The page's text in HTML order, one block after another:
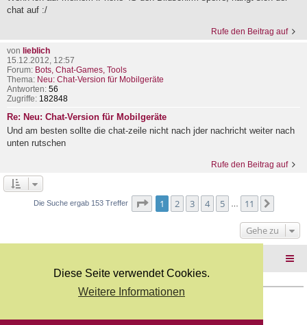
Diese Seite verwendet Cookies.
Weitere Informationen
chat auf :/
Rufe den Beitrag auf
von lieblich
15.12.2012, 12:57
Forum: Bots, Chat-Games, Tools
Thema: Neu: Chat-Version für Mobilgeräte
Antworten: 56
Zugriffe: 182848
Re: Neu: Chat-Version für Mobilgeräte
Und am besten sollte die chat-zeile nicht nach jder nachricht weiter nach
unten rutschen
Rufe den Beitrag auf
Die Suche ergab 153 Treffer Seite von
1 2 3 4 5 11
Gehe zu
Deutsche Übersetzung durchphpBB.de